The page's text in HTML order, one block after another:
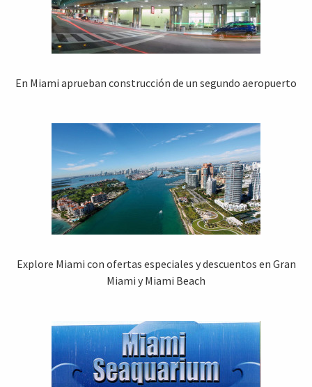
En Miami aprueban construcción de un segundo aeropuerto
Explore Miami con ofertas especiales y descuentos en Gran
Miami y Miami Beach